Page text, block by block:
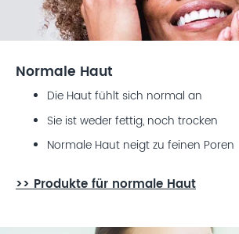
Normale Haut
Die Haut fühlt sich normal an
Sie ist weder fettig, noch trocken
Normale Haut neigt zu feinen Poren
>>Produkte für normale Haut